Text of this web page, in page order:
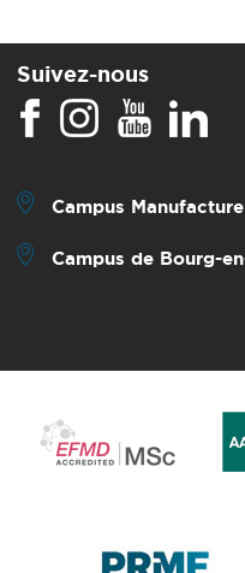
Suivez-nous
Campus
Campus de Bourg-